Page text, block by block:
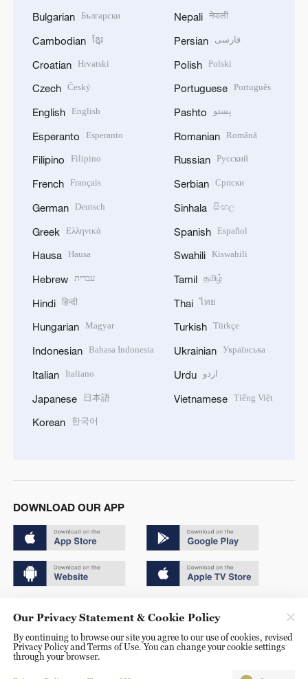
Bulgarian Български
Cambodian ខ្មែរ
Croatian Hrvatski
Czech Český
English English
Esperanto Esperanto
Filipino Filipino
French Français
German Deutsch
Greek Ελληνικά
Hausa Hausa
Hebrew עברית
Hindi हिन्दी
Hungarian Magyar
Indonesian Bahasa Indonesia
Italian Italiano
Japanese 日本語
Korean 한국어
Nepali नेपाली
Persian فارسی
Polish Polski
Portuguese Português
Pashto پښتو
Romanian Română
Russian Русский
Serbian Српски
Sinhala සිංහල
Spanish Español
Swahili Kiswahili
Tamil தமிழ்
Thai ไทย
Turkish Türkçe
Ukrainian Українська
Urdu اردو
Vietnamese Tiếng Việt
DOWNLOAD OUR APP
京ICP备20000184号
京公网安备 11010502050052号
Disinformation report hotline: 010-85061466
Our Privacy Statement & Cookie Policy
By continuing to browse our site you agree to our use of cookies, revised
Privacy Policy and Terms of Use. You can change your cookie settings
through your browser.